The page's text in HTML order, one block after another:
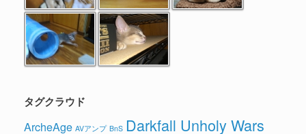
タグクラウド
ArcheAge AVアンプ BnS Darkfall Unholy Wars